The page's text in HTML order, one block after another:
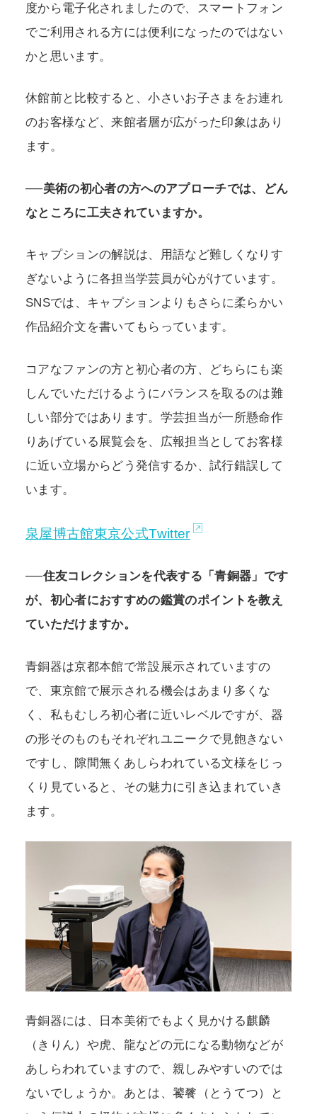
度から電子化されましたので、スマートフォン
でご利用される方には便利になったのではない
かと思います。
休館前と比較すると、小さいお子さまをお連れ
のお客様など、来館者層が広がった印象はあり
ます。
──美術の初心者の方へのアプローチでは、どん
なところに工夫されていますか。
キャプションの解説は、用語など難しくなりす
ぎないように各担当学芸員が心がけています。
SNSでは、キャプションよりもさらに柔らかい
作品紹介文を書いてもらっています。
コアなファンの方と初心者の方、どちらにも楽
しんでいただけるようにバランスを取るのは難
しい部分ではあります。学芸担当が一所懸命作
りあげている展覧会を、広報担当としてお客様
に近い立場からどう発信するか、試行錯誤して
います。
泉屋博古館東京公式Twitter
──住友コレクションを代表する「青銅器」です
が、初心者におすすめの鑑賞のポイントを教え
ていただけますか。
青銅器は京都本館で常設展示されていますの
で、東京館で展示される機会はあまり多くな
く、私もむしろ初心者に近いレベルですが、器
の形そのものもそれぞれユニークで見飽きない
ですし、隙間無くあしらわれている文様をじっ
くり見ていると、その魅力に引き込まれていき
ます。
青銅器には、日本美術でもよく見かける麒麟
（きりん）や虎、龍などの元になる動物などが
あしらわれていますので、親しみやすいのでは
ないでしょうか。あとは、饕餮（とうてつ）と